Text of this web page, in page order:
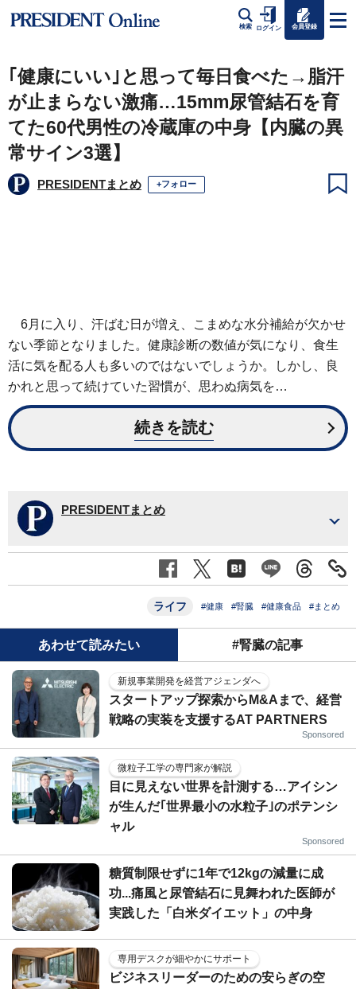
検索 ログイン 会員登録
｢健康にいい｣と思って毎日食べた→脂汗
が止まらない激痛…15mm尿管結石を育
てた60代男性の冷蔵庫の中身【内臓の異
常サイン3選】
PRESIDENTまとめ +フォロー
6月に入り、汗ばむ日が増え、こまめな水分補給が欠かせ
ない季節となりました。健康診断の数値が気になり、食生
活に気を配る人も多いのではないでしょうか。しかし、良
かれと思って続けていた習慣が、思わぬ病気を…
続きを読む
PRESIDENTまとめ
ライフ #健康 #腎臓 #健康食品 #まとめ
あわせて読みたい #腎臓の記事
新規事業開発を経営アジェンダへ
スタートアップ探索からM&Aまで、経営
戦略の実装を支援するAT PARTNERS
Sponsored
微粒子工学の専門家が解説
目に見えない世界を計測する…アイシン
が生んだ｢世界最小の水粒子｣のポテンシ
ャル
Sponsored
糖質制限せずに1年で12kgの減量に成
功...痛風と尿管結石に見舞われた医師が
実践した「白米ダイエット」の中身
専用デスクが細やかにサポート
ビジネスリーダーのための安らぎの空